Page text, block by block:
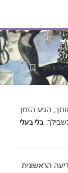
8 דק׳
הגיע הזמן
בלי בעלי
הראשונית